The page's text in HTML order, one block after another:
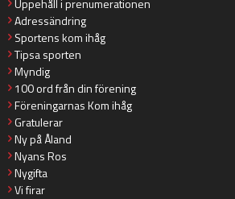
Adressändring
Sportens kom ihåg
Tipsa sporten
Myndig
100 ord från din förening
Föreningarnas Kom ihåg
Gratulerar
Ny på Åland
Nyans Ros
Nygifta
Vi firar